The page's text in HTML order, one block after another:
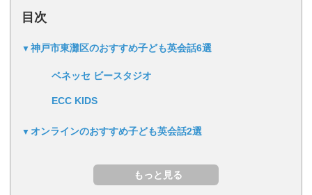
目次
神戸市東灘区のおすすめ子ども英会話6選
ベネッセ ビースタジオ
ECC KIDS
オンラインのおすすめ子ども英会話2選